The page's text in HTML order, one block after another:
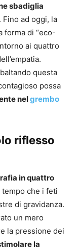
sbadiglia
. Fino ad oggi, la
forma di “eco-
ai quattro
questa
possa
nelgrembo
riflesso
in quattro
tempo che i feti
di gravidanza.
un mero
la pressione dei
la